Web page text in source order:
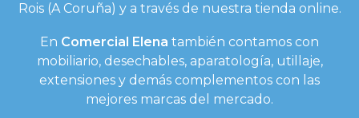
Rois (A Coruña) y a través de nuestra tienda online.
En Comercial Elena también contamos con
mobiliario, desechables, aparatología, utillaje,
extensiones y demás complementos con las
mejores marcas del mercado.